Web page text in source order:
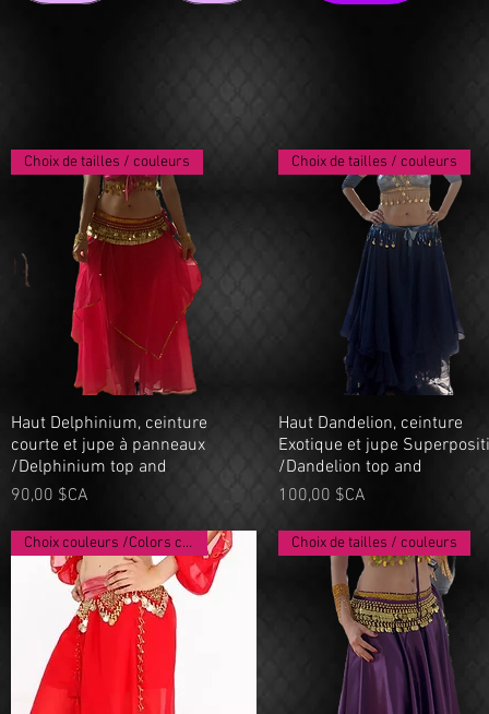
Aperçu rapide
Choix de tailles / couleurs
Haut Delphinium, ceinture
courte et jupe à panneaux
/Delphinium top and
Prix
90,00 $CA
Aperçu rapide
Choix de tailles / couleurs
Haut Dandelion, ceinture
Exotique et jupe
/Dandelion top and
Prix
100,00 $CA
Choix couleurs /Colors choice Choix de tailles / couleurs